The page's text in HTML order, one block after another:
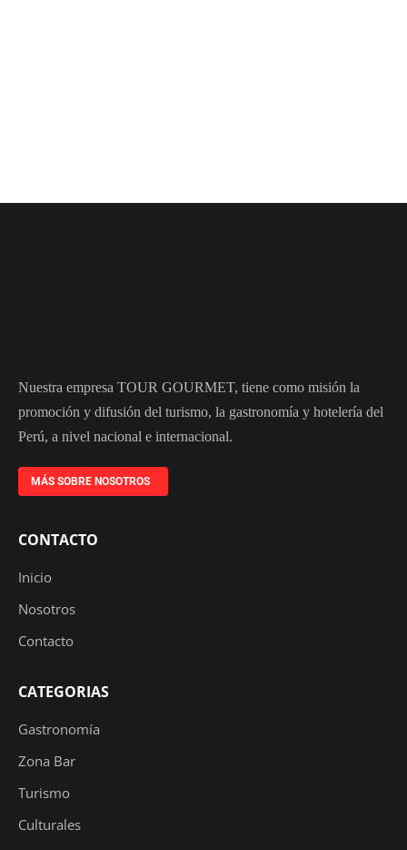
Nuestra empresa TOUR GOURMET, tiene como misión la
promoción y difusión del turismo, la gastronomía y hotelería del
Perú, a nivel nacional e internacional.
MÁS SOBRE NOSOTROS
CONTACTO
Inicio
Nosotros
Contacto
CATEGORIAS
Gastronomía
Zona Bar
Turismo
Culturales